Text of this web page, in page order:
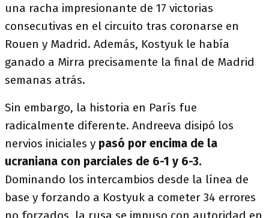
una racha impresionante de 17 victorias
consecutivas en el circuito tras coronarse en
Rouen y Madrid. Además, Kostyuk le había
ganado a Mirra precisamente la final de Madrid
semanas atrás.
Sin embargo, la historia en París fue
radicalmente diferente. Andreeva disipó los
nervios iniciales y pasó por encima de la
ucraniana con parciales de 6-1 y 6-3.
Dominando los intercambios desde la línea de
base y forzando a Kostyuk a cometer 34 errores